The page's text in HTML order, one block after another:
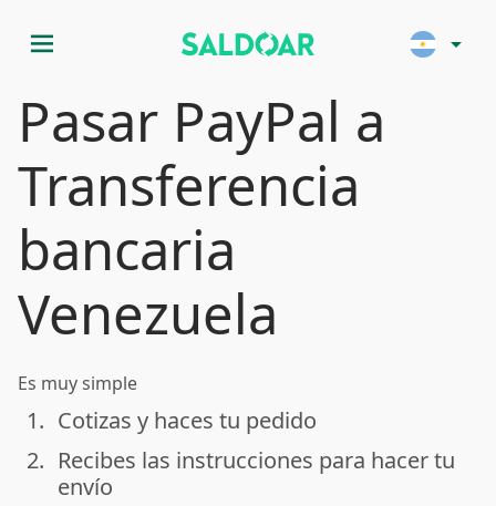
menu arrow_drop_down
Pasar PayPal a
Transferencia
bancaria
Venezuela
Es muy simple
done
1. Cotizas y haces tu pedido
done
2. Recibes las instrucciones para hacer tu
envío